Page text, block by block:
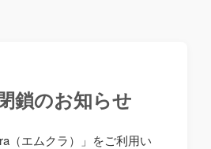
鎖のお知らせ
（エムクラ）」をご利用い